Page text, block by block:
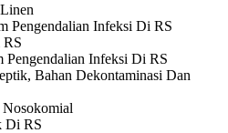
Pengendalian Infeksi Di RS
RS
Pengendalian Infeksi Di RS
Bahan Dekontaminasi Dan
Di RS